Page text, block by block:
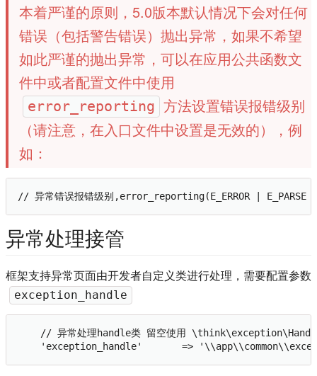
本着严谨的原则，5.0版本默认情况下会对任何
错误（包括警告错误）抛出异常，如果不希望
如此严谨的抛出异常，可以在应用公共函数文
件中或者配置文件中使用
error_reporting 方法设置错误报错级别
（请注意，在入口文件中设置是无效的），例
如：
// 异常错误报错级别,error_reporting(E_ERROR | E_PARSE
异常处理接管
框架支持异常页面由开发者自定义类进行处理，需要配置参数
exception_handle
// 异常处理handle类 留空使用
'exception_handle'       =>